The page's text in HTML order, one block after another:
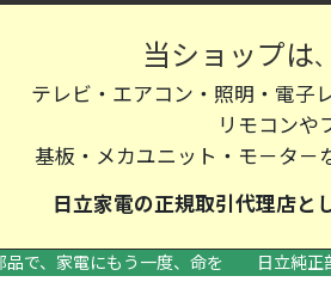
当ショップは
テレビ・エアコン・照明・電子
リモコンや
基板・メカユニット・モ－タ－
日立家電の正規取引代理店
品で、家電にもう一度、命を
日立純